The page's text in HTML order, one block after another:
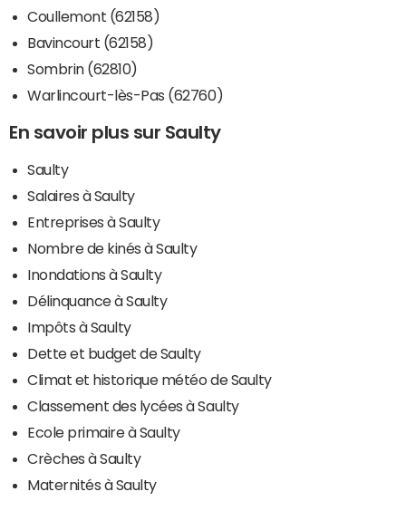
Coullemont (62158)
Bavincourt (62158)
Sombrin (62810)
Warlincourt-lès-Pas (62760)
En savoir plus sur Saulty
Saulty
Salaires à Saulty
Entreprises à Saulty
Nombre de kinés à Saulty
Inondations à Saulty
Délinquance à Saulty
Impôts à Saulty
Dette et budget de Saulty
Climat et historique météo de Saulty
Classement des lycées à Saulty
Ecole primaire à Saulty
Crèches à Saulty
Maternités à Saulty